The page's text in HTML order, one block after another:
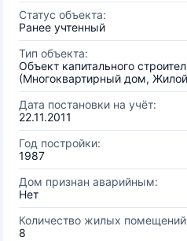
Статус объекта:
Ранее учтенный
Тип объекта:
Объект капитального
(Многоквартирный дом,
Дата постановки на учёт:
22.11.2011
Год постройки:
1987
Дом признан аварийным:
Нет
Количество жилых
8